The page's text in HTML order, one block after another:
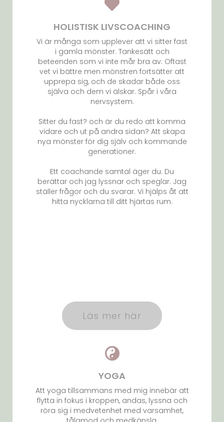
HOLISTISK LIVSCOACHING
Vi är många som upplever att vi sitter fast
i gamla mönster. Tankesätt och
beteenden som vi inte mår bra av. Oftast
vet vi bättre men mönstren fortsätter att
upprepa sig, och de skadar både oss
själva och dem vi älskar. Spår i våra
nervsystem.
Sitter du fast? och är du redo att komma
vidare och ut på andra sidan? Att skapa
nya mönster för dig själv och kommande
generationer.
Ett coachande samtal äger du. Du
berättar och jag lyssnar och speglar. Jag
ställer frågor och du svarar. Vi hjälps åt att
hitta nycklarna till ditt hjärtas rum.
Läs mer här
YOGA
Att yoga tillsammans med mig innebär att
flytta in fokus i kroppen, andas, lyssna och
röra sig i medvetenhet med varsamhet,